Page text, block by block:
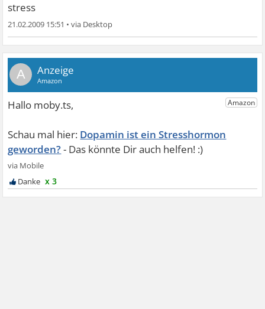
stress
21.02.2009 15:51 •
A
Dopamin ist ein Stresshormon
geworden?
x 3